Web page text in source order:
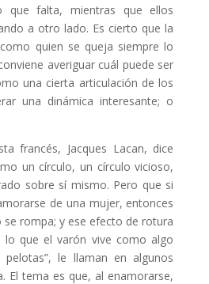
que falta, mientras que ellos
a otro lado. Es cierto que la
quien se queja siempre lo
averiguar cuál puede ser
una cierta articulación de los
una dinámica interesante; o
francés, Jacques Lacan, dice
un círculo, un círculo vicioso,
sobre sí mismo. Pero que si
de una mujer, entonces
se rompa; y ese efecto de rotura
lo que el varón vive como algo
pelotas”, le llaman en algunos
El tema es que, al enamorarse,